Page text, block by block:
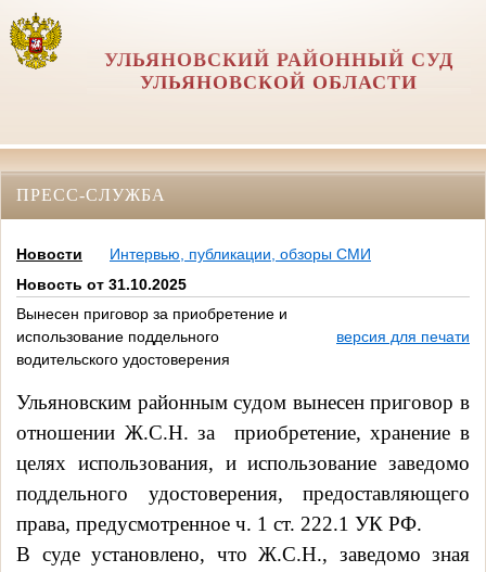
УЛЬЯНОВСКИЙ РАЙОННЫЙ СУД
УЛЬЯНОВСКОЙ ОБЛАСТИ
ПРЕСС-СЛУЖБА
Новости
Интервью, публикации, обзоры СМИ
Новость от 31.10.2025
Вынесен приговор за приобретение и
использование поддельного
водительского удостоверения
версия для печати
Ульяновским районным судом вынесен приговор в
отношении Ж.С.Н. за
приобретение, хранение в
целях использования, и использование заведомо
поддельного удостоверения, предоставляющего
права, предусмотренное ч. 1 ст. 222.1 УК РФ.
В суде установлено, что Ж.С.Н., заведомо зная